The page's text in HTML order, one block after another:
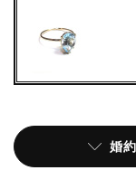
婚